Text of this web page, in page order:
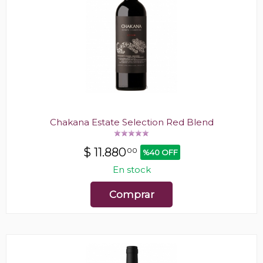
Chakana Estate Selection Red Blend
$ 11.88000 %40 OFF
En stock
Comprar